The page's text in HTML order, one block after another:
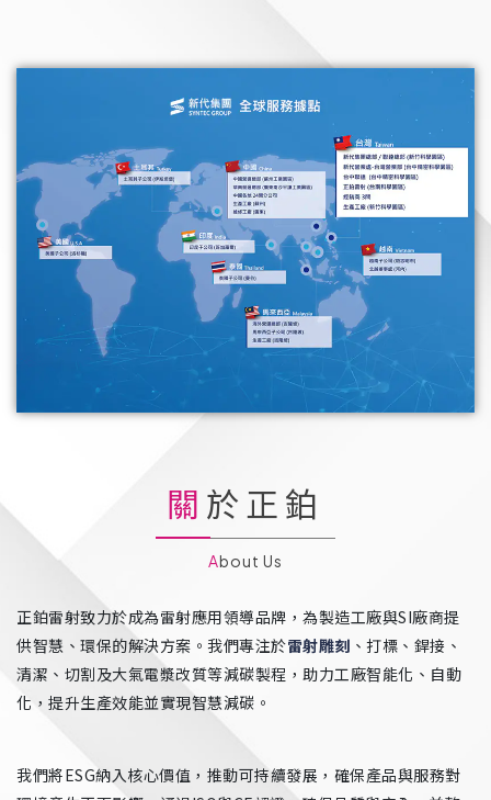
關於正鉑
About Us
正鉑雷射致力於成為雷射應用領導品牌，為製造工廠與SI廠商提
供智慧、環保的解決方案。我們專注於雷射雕刻 、打標、銲接、
清潔、切割及大氣電漿改質等減碳製程，助力工廠智能化、自動
化，提升生產效能並實現智慧減碳。
我們將ESG納入核心價值，推動可持續發展，確保產品與服務對